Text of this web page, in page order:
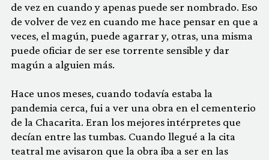
de vez en cuando y apenas puede ser nombrado. Eso
de volver de vez en cuando me hace pensar en que a
veces, el magún, puede agarrar y, otras, una misma
puede oficiar de ser ese torrente sensible y dar
magún a alguien más.
Hace unos meses, cuando todavía estaba la
pandemia cerca, fui a ver una obra en el cementerio
de la Chacarita. Eran los mejores intérpretes que
decían entre las tumbas. Cuando llegué a la cita
teatral me avisaron que la obra iba a ser en las